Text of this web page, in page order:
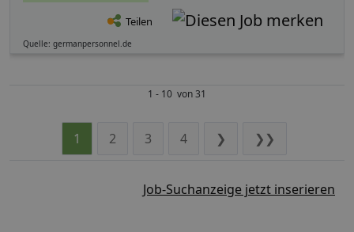
Teilen
Quelle: germanpersonnel.de
1 - 10 von 31
1 2 3 4 ❯ ❯❯
Job-Suchanzeige jetzt inserieren